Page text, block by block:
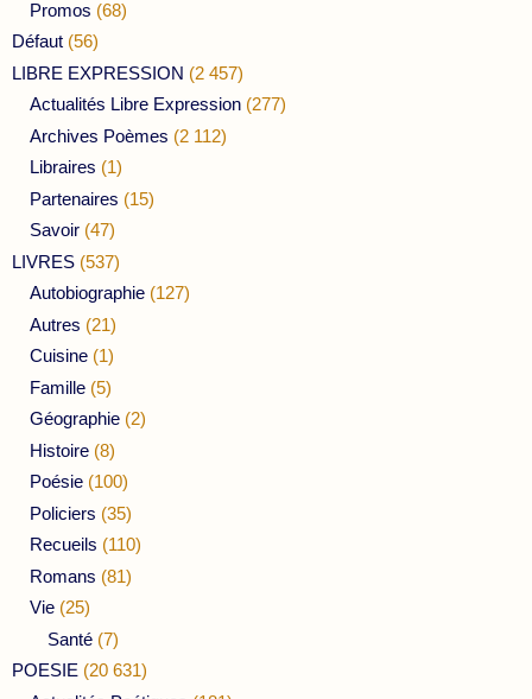
Promos (68)
Défaut (56)
LIBRE EXPRESSION (2 457)
Actualités Libre Expression (277)
Archives Poèmes (2 112)
Libraires (1)
Partenaires (15)
Savoir (47)
LIVRES (537)
Autobiographie (127)
Autres (21)
Cuisine (1)
Famille (5)
Géographie (2)
Histoire (8)
Poésie (100)
Policiers (35)
Recueils (110)
Romans (81)
Vie (25)
Santé (7)
POESIE (20 631)